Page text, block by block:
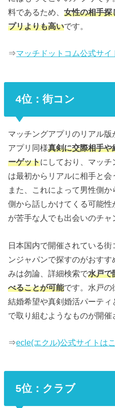
料であるため、女性の相手探
プリよりも高いです。
⇒マッチドットコム公式サイ
4位：街コン
マッチングアプリのリアル
アプリ同様真剣に交際相手
ーゲットにしており、マッ
は最初からリアルに相手と会
また、これによって男性側
側から話しかけてくる可能
が苦手な人でも出会いのチャ
日本国内で開催されている
ンジャパンで探すのがおす
みは勿論、詳細検索で水戸で
べることが可能です。水戸の
結婚希望や真剣婚活パーテ
で取り組むようなものが開催
⇒ecle(エクル)公式サイトは
5位：クラブ